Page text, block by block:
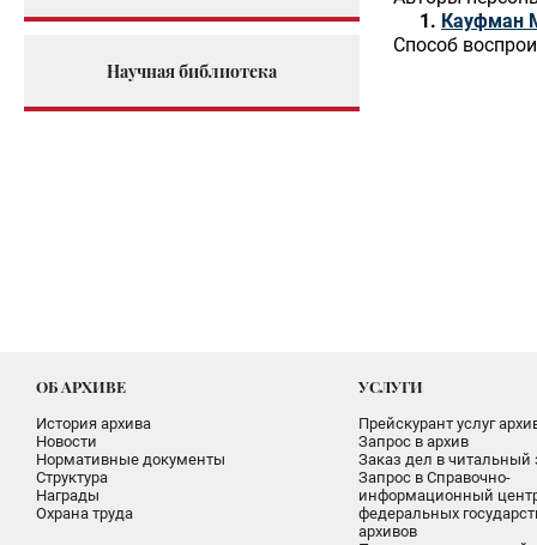
Научная библиотека
Кауфман
Способ
ОБ АРХИВЕ
История архива
Новости
Нормативные документы
Структура
Награды
Охрана труда
УСЛУГИ
Прейскурант услуг
Запрос в архив
Заказ дел в читальный
Запрос в Справочно-
информационный
федеральных
архивов